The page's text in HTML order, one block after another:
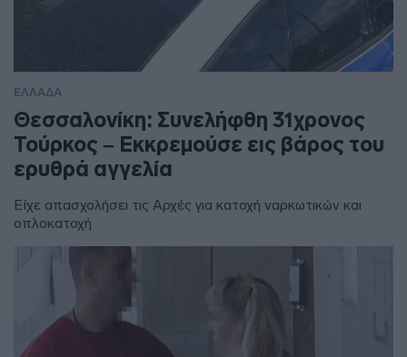
ΕΛΛΑΔΑ
Θεσσαλονίκη: Συνελήφθη 31χρονος
Τούρκος – Εκκρεμούσε εις βάρος του
ερυθρά αγγελία
Είχε απασχολήσει τις Αρχές για κατοχή ναρκωτικών και
οπλοκατοχή